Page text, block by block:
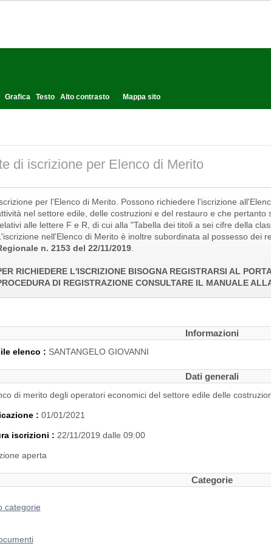
Grafica Testo Alto contrasto Mappa sito
di iscrizione per Elenco di Merito
per l'Elenco di Merito. Possono richiedere l'iscrizione
nel settore edile, delle costruzioni e del restauro e che pertanto
alle lettere F e R, di cui alla "Tabella dei titoli a sei cifre della
nell'Elenco di Merito è inoltre subordinata al possesso dei
n. 2153 del 22/11/2019.
RICHIEDERE L'ISCRIZIONE BISOGNA REGISTRARSI AL
DI REGISTRAZIONE CONSULTARE IL MANUALE
Informazioni
elenco : SANTANGELO GIOVANNI
Dati generali
di merito degli operatori economici del settore edile delle
: 01/01/2021
iscrizioni : 22/11/2019 dalle 09:00
aperta
Categorie
categorie